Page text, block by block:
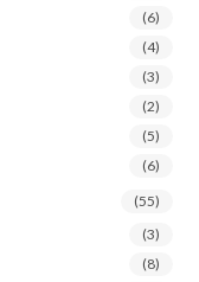
(6)
(4)
(3)
(2)
(5)
(6)
(55)
(3)
(8)